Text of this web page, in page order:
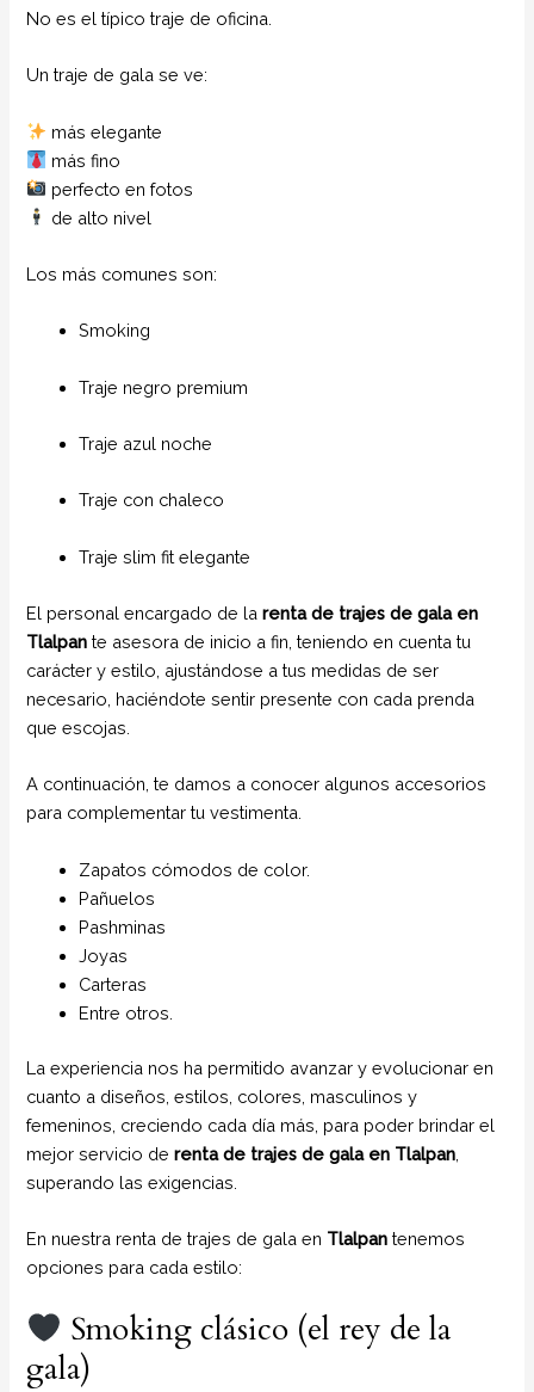
No es el típico traje de oficina.
Un traje de gala se ve:
más elegante
más fino
perfecto en fotos
de alto nivel
Los más comunes son:
Smoking
Traje negro premium
Traje azul noche
Traje con chaleco
Traje slim fit elegante
El personal encargado de la renta de trajes de gala en
Tlalpan te asesora de inicio a fin, teniendo en cuenta tu
carácter y estilo, ajustándose a tus medidas de ser
necesario, haciéndote sentir presente con cada prenda
que escojas.
A continuación, te damos a conocer algunos accesorios
para complementar tu vestimenta.
Zapatos cómodos de color.
Pañuelos
Pashminas
Joyas
Carteras
Entre otros.
La experiencia nos ha permitido avanzar y evolucionar en
cuanto a diseños, estilos, colores, masculinos y
femeninos, creciendo cada día más, para poder brindar el
mejor servicio derenta de trajes de gala en Tlalpan
superando las exigencias.
En nuestra renta de trajes de gala en Tlalpantenemos
opciones para cada estilo:
Smoking clásico (el rey de la
gala)